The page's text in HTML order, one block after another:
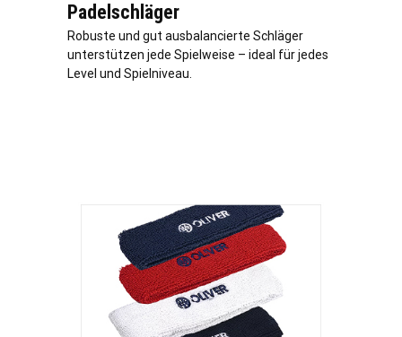
Padelschläger
Robuste und gut ausbalancierte Schläger
unterstützen jede Spielweise – ideal für jedes
Level und Spielniveau.